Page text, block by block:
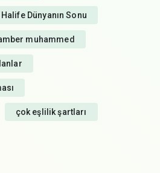
Dünyanın Sonu
muhammed
çok eşlilik şartları